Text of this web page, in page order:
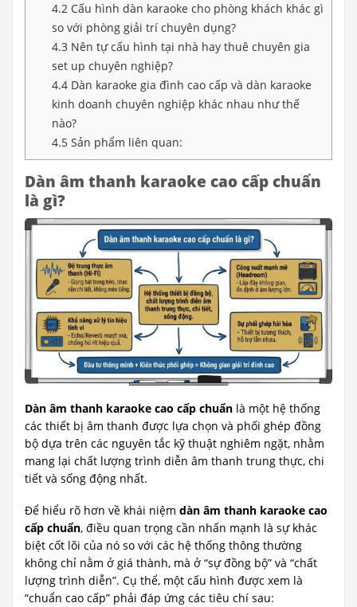
4.2Cấu hình dàn karaoke cho phòng khách khác gì
so với phòng giải trí chuyên dụng?
4.3Nên tự cấu hình tại nhà hay thuê chuyên gia
set up chuyên nghiệp?
4.4Dàn karaoke gia đình cao cấp và dàn karaoke
kinh doanh chuyên nghiệp khác nhau như thế
nào?
4.5Sản phẩm liên quan:
Dàn âm thanh karaoke cao cấp chuẩn
là gì?
Dàn âm thanh karaoke cao cấp chuẩn là một hệ thống
các thiết bị âm thanh được lựa chọn và phối ghép đồng
bộ dựa trên các nguyên tắc kỹ thuật nghiêm ngặt, nhằm
mang lại chất lượng trình diễn âm thanh trung thực, chi
tiết và sống động nhất.
Để hiểu rõ hơn về khái niệm dàn âm thanh karaoke cao
cấp chuẩn, điều quan trọng cần nhấn mạnh là sự khác
biệt cốt lõi của nó so với các hệ thống thông thường
không chỉ nằm ở giá thành, mà ở “sự đồng bộ” và “chất
lượng trình diễn”. Cụ thể, một cấu hình được xem là
“chuẩn cao cấp” phải đáp ứng các tiêu chí sau: